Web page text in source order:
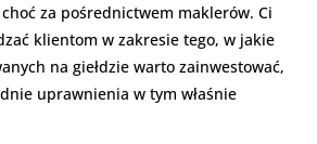
za pośrednictwem maklerów. Ci
klientom w zakresie tego, w jakie
na giełdzie warto zainwestować,
uprawnienia w tym właśnie